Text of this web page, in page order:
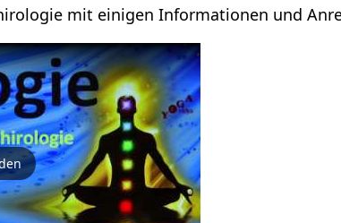
mit einigen Informationen und